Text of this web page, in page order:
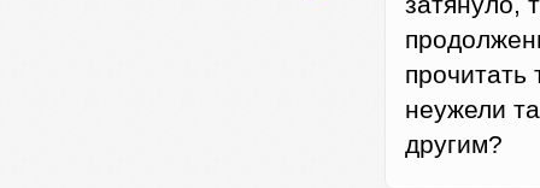
прочитать
неужели
другим?